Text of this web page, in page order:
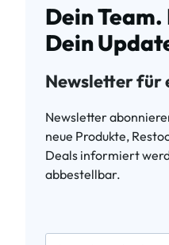
Dein
Dein
Newsletter für
Newsletter
neue Produkte,
Deals informiert
abbestellbar.